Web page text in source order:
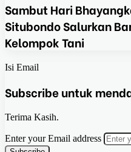
Sambut Hari
Situbondo Salurkan
Kelompok Tani
Isi Email
Subscribe untuk
Terima Kasih.
Enter your Email address